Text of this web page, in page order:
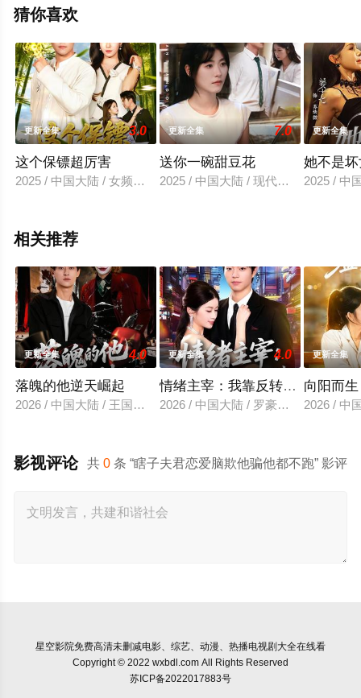
可移步至豆瓣电视剧、电视猫或剧情网等平台了解。
猜你喜欢
更新全集 3.0
这个保镖超厉害
2025 / 中国大陆 / 女频恋爱
更新全集 7.0
送你一碗甜豆花
2025 / 中国大陆 / 现代都市
更新全集
她不是
2025 / 中
相关推荐
更新全集 4.0
落魄的他逆天崛起
2026 / 中国大陆 / 王国豪杰＆诗语＆梁辰羽
更新全集 4.0
情绪主宰：我靠反转人生封神
2026 / 中国大陆 / 罗豪宇＆陈昕乔
更新全集
向阳而
2026 / 中
共0 条 “瞎子夫君恋爱脑欺他骗他都不跑” 影评
影视评论
星空影院免费高清未删减电影、综艺、动漫、热播电视剧大全在线看
Copyright © 2022 wxbdl.com All Rights Reserved
苏ICP备2022017883号